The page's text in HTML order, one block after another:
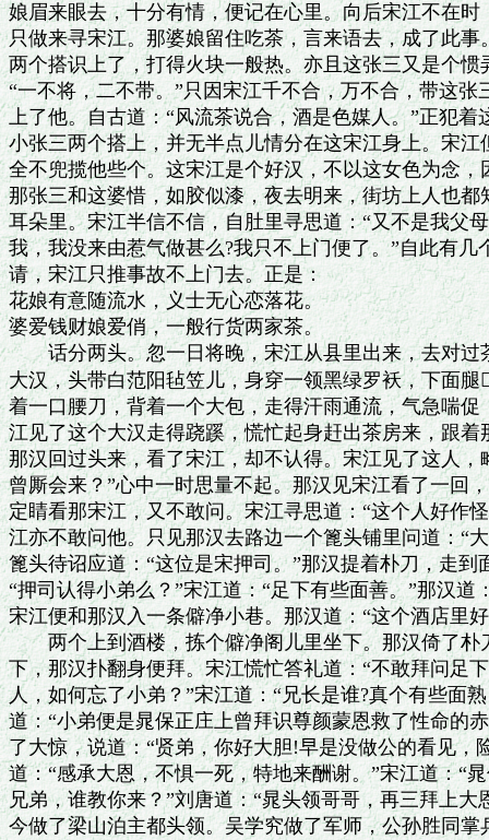
娘眉来眼去，十分有情，便记在心里。向后宋江不在
只做来寻宋江。那婆娘留住吃茶，言来语去，成了此
两个搭识上了，打得火块一般热。亦且这张三又是个
“一不将，二不带。”只因宋江千不合，万不合，带这张
上了他。自古道：“风流茶说合，酒是色媒人。”正犯着
小张三两个搭上，并无半点儿情分在这宋江身上。宋
全不兜揽他些个。这宋江是个好汉，不以这女色为念
那张三和这婆惜，如胶似漆，夜去明来，街坊上人也
耳朵里。宋江半信不信，自肚里寻思道：“又不是我父
我，我没来由惹气做甚么?我只不上门便了。”自此有几
请，宋江只推事故不上门去。正是：
花娘有意随流水，义士无心恋落花。
婆爱钱财娘爱俏，一般行货两家茶。
话分两头。忽一日将晚，宋江从县里出来，去对过
大汉，头带白范阳毡笠儿，身穿一领黑绿罗袄，下面
着一口腰刀，背着一个大包，走得汗雨通流，气急喘
江见了这个大汉走得跷蹊，慌忙起身赶出茶房来，跟
那汉回过头来，看了宋江，却不认得。宋江见了这人，
曾厮会来？”心中一时思量不起。那汉见宋江看了一回
定睛看那宋江，又不敢问。宋江寻思道：“这个人好作
江亦不敢问他。只见那汉去路边一个篦头铺里问道：“
篦头待诏应道：“这位是宋押司。”那汉提着朴刀，走到
“押司认得小弟么？”宋江道：“足下有些面善。”那汉道
宋江便和那汉入一条僻净小巷。那汉道：“这个酒店里
两个上到酒楼，拣个僻净阁儿里坐下。那汉倚了朴
下，那汉扑翻身便拜。宋江慌忙答礼道：“不敢拜问足
人，如何忘了小弟？”宋江道：“兄长是谁?真个有些面
道：“小弟便是晁保正庄上曾拜识尊颜蒙恩救了性命的
了大惊，说道：“贤弟，你好大胆!早是没做公的看见，
道：“感承大恩，不惧一死，特地来酬谢。”宋江道：“
兄弟，谁教你来？”刘唐道：“晁头领哥哥，再三拜上大
今做了梁山泊主都头领。吴学究做了军师，公孙胜同